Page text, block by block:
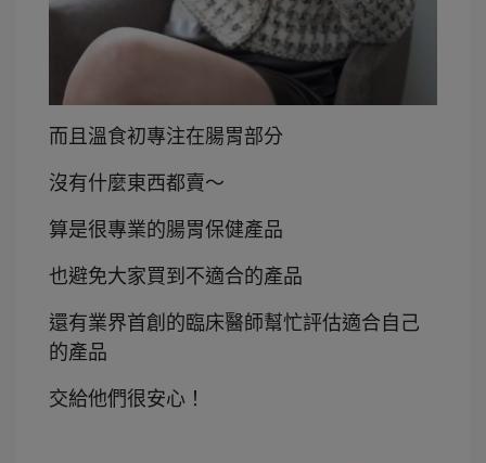
而且溫食初專注在腸胃部分
沒有什麼東西都賣～
算是很專業的腸胃保健產品
也避免大家買到不適合的產品
還有業界首創的臨床醫師幫忙評估適合自己
的產品
交給他們很安心！